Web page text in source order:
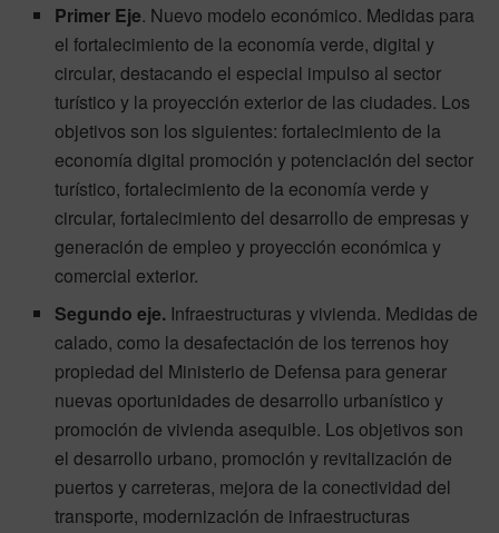
Primer Eje. Nuevo modelo económico. Medidas para
el fortalecimiento de la economía verde, digital y
circular, destacando el especial impulso al sector
turístico y la proyección exterior de las ciudades. Los
objetivos son los siguientes: fortalecimiento de la
economía digital promoción y potenciación del sector
turístico, fortalecimiento de la economía verde y
circular, fortalecimiento del desarrollo de empresas y
generación de empleo y proyección económica y
comercial exterior.
Segundo eje. Infraestructuras y vivienda. Medidas de
calado, como la desafectación de los terrenos hoy
propiedad del Ministerio de Defensa para generar
nuevas oportunidades de desarrollo urbanístico y
promoción de vivienda asequible. Los objetivos son
el desarrollo urbano, promoción y revitalización de
puertos y carreteras, mejora de la conectividad del
transporte, modernización de infraestructuras